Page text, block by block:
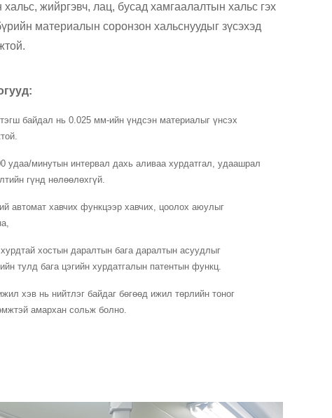
хальс, жийргэвч, лац, бусад хамгаалалтын хальс гэх
материалын соронзон хальснуудыг зүсэхэд
байдал нь 0.025 мм-ийн үндсэн материалыг үнсэх
удаа/минутын интервал дахь аливаа хурдатгал, удаашрал
гүнд нөлөөлөхгүй.
автомат хавчих функцээр хавчих, цоолох аюулыг
хостын даралтын бага даралтын асуудлыг
тулд бага цэгийн хурдатгалын патентын функц.
хэв нь нийтлэг байдаг бөгөөд ижил төрлийн тоног
амархан сольж болно.